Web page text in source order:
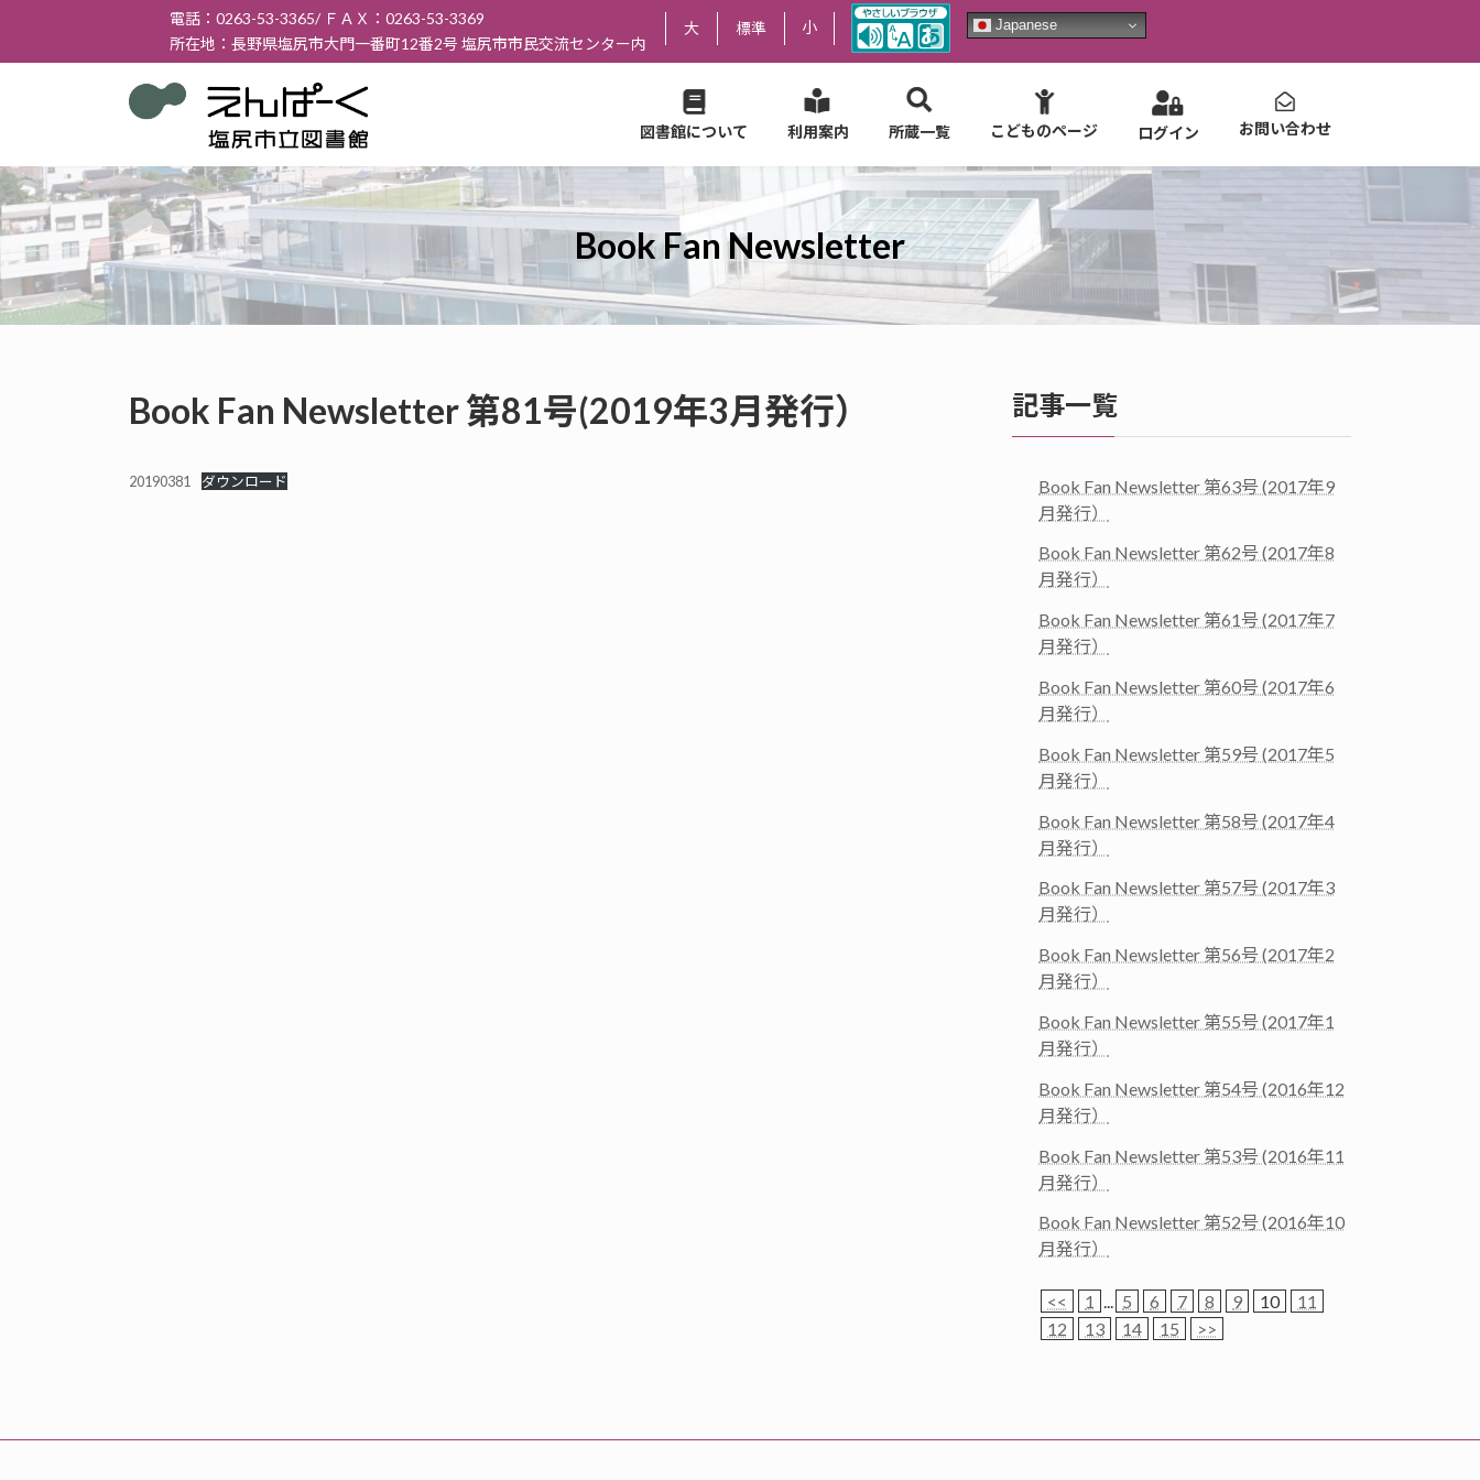
テ
ス
キ
ッ
ゲ
ン
に
移
電話：0263-53-3365/ ＦＡＸ：0263-53-3369
所在地：長野県塩尻市大門一番町12番2号 塩尻市市民交流センター内
大 標準 小 Japanese
図書館について 利用案内 所蔵一覧 こどものページ ログイン お問い合わせ
Book Fan Newsletter
Book Fan Newsletter 第81号(2019年3月発行）
20190381 ダウンロード
記事一覧
Book Fan Newsletter 第63号 (2017年9
月発行）
Book Fan Newsletter 第62号 (2017年8
月発行）
Book Fan Newsletter 第61号 (2017年7
月発行）
Book Fan Newsletter 第60号 (2017年6
月発行）
Book Fan Newsletter 第59号 (2017年5
月発行）
Book Fan Newsletter 第58号 (2017年4
月発行）
Book Fan Newsletter 第57号 (2017年3
月発行）
Book Fan Newsletter 第56号 (2017年2
月発行）
Book Fan Newsletter 第55号 (2017年1
月発行）
Book Fan Newsletter 第54号 (2016年12
月発行）
Book Fan Newsletter 第53号 (2016年11
月発行）
Book Fan Newsletter 第52号 (2016年10
月発行）
<< 1 ... 5 6 7 8 9 10
11
12
13 14 15 >>